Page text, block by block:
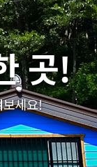
곳!
보세요!
곳!
보세요!
곳!
보세요!